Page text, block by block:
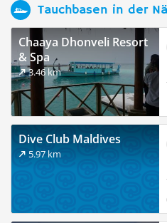
Tauchbasen in der
Chaaya Dhonveli Resort
& Spa
3.46 km
Dive Club Maldives
5.97 km